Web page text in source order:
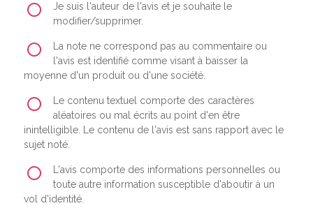
Je suis l'auteur de l'avis et je souhaite le
modifier/supprimer.
La note ne correspond pas au commentaire ou
l'avis est identifié comme visant à baisser la
moyenne d'un produit ou d'une société.
Le contenu textuel comporte des caractères
aléatoires ou mal écrits au point d'en être
inintelligible. Le contenu de l'avis est sans rapport avec le
sujet noté.
L'avis comporte des informations personnelles ou
toute autre information susceptible d'aboutir à un
vol d'identité.